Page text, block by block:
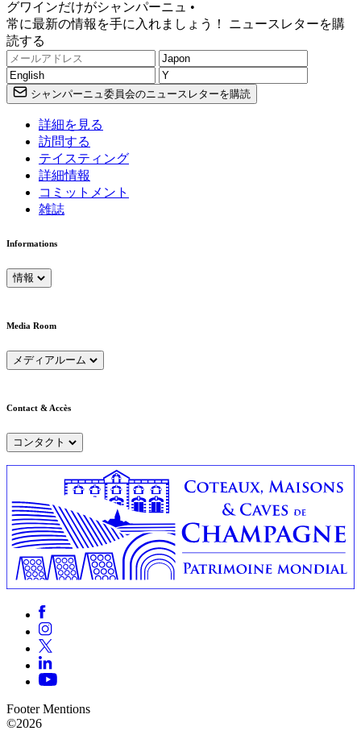
グワインだけがシャンパーニュ •
常に最新の情報を手に入れましょう！ ニュースレターを購
読する
シャンパーニュ委員会のニュースレターを購読
詳細を見る
訪問する
テイスティング
詳細情報
コミットメント
雑誌
Informations
情報
Media Room
メディアルーム
Contact & Accès
コンタクト
Footer Mentions
©2026